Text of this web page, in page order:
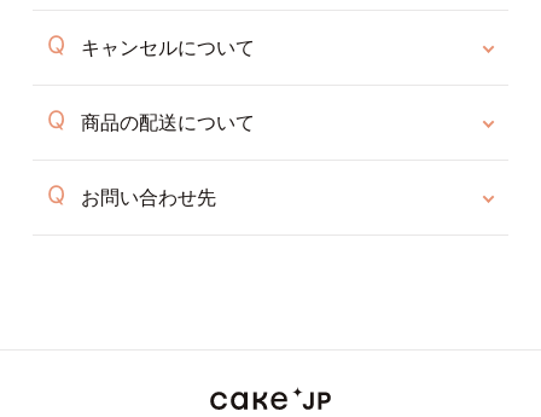
キャンセルについて
商品の配送について
お問い合わせ先